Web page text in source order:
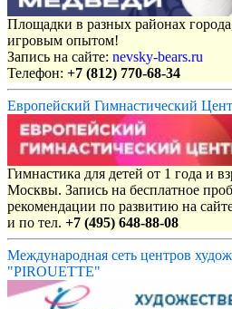
Площадки в разных районах
игровым опытом!
Запись на сайте: nevsky-bears.ru
Телефон: +7 (812) 770-68-34
Европейский Гимнастический
Гимнастика для детей от 1 года и
Москвы. Запись на бесплатное
рекомендации по развитию на
и по тел. +7 (495) 648-88-08
Международная сеть центров
"PIROUETTE"